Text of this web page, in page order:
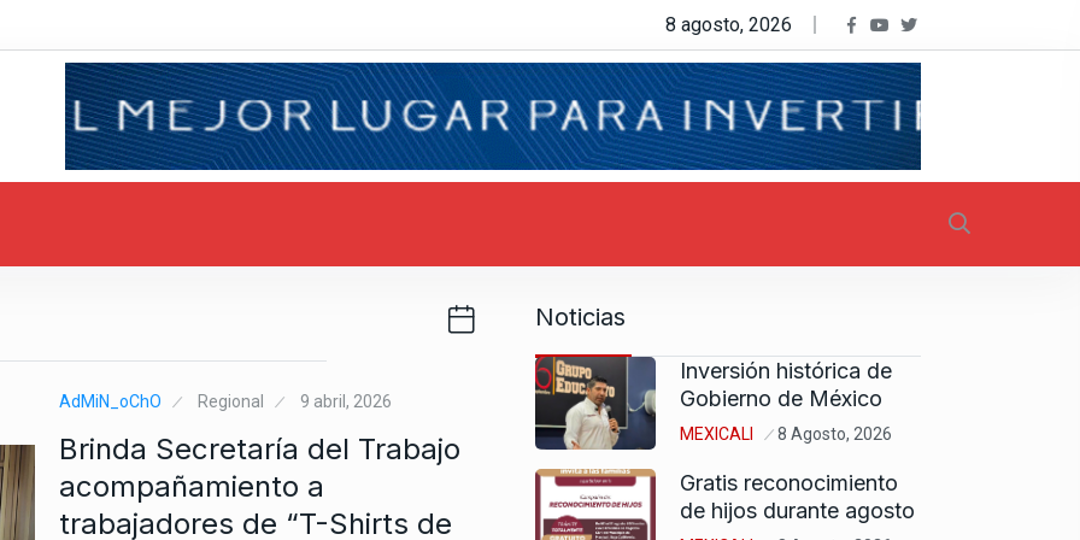
8 agosto, 2026
AdMiN_oChO Regional 9 abril, 2026
Brinda Secretaría del Trabajo
acompañamiento a
trabajadores de “T-Shirts de
Noticias
Inversión histórica de
Gobierno de México
MEXICALI 8 Agosto, 2026
Gratis reconocimiento
de hijos durante agosto